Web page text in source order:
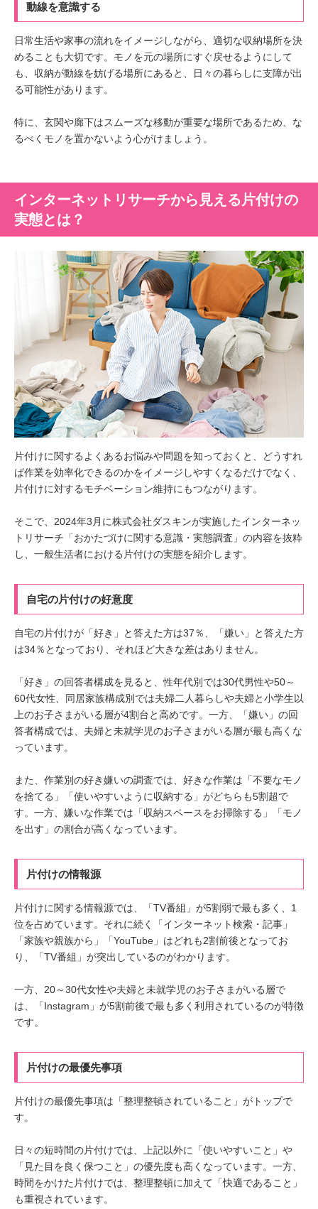
動線を意識する
日常生活や家事の流れをイメージしながら、適切な収納場所を決
めることも大切です。モノを元の場所にすぐ戻せるようにして
も、収納が動線を妨げる場所にあると、日々の暮らしに支障が出
る可能性があります。
特に、玄関や廊下はスムーズな移動が重要な場所であるため、な
るべくモノを置かないよう心がけましょう。
インターネットリサーチから見える片付けの
実態とは？
片付けに関するよくあるお悩みや問題を知っておくと、どうすれ
ば作業を効率化できるのかをイメージしやすくなるだけでなく、
片付けに対するモチベーション維持にもつながります。
そこで、2024年3月に株式会社ダスキンが実施したインターネッ
トリサーチ「おかたづけに関する意識・実態調査」の内容を抜粋
し、一般生活者における片付けの実態を紹介します。
自宅の片付けの好意度
自宅の片付けが「好き」と答えた方は37％、「嫌い」と答えた方
は34％となっており、それほど大きな差はありません。
「好き」の回答者構成を見ると、性年代別では30代男性や50～
60代女性、同居家族構成別では夫婦二人暮らしや夫婦と小学生以
上のお子さまがいる層が4割台と高めです。一方、「嫌い」の回
答者構成では、夫婦と未就学児のお子さまがいる層が最も高くな
っています。
また、作業別の好き嫌いの調査では、好きな作業は「不要なモノ
を捨てる」「使いやすいように収納する」がどちらも5割超で
す。一方、嫌いな作業では「収納スペースをお掃除する」「モノ
を出す」の割合が高くなっています。
片付けの情報源
片付けに関する情報源では、「TV番組」が5割弱で最も多く、1
位を占めています。それに続く「インターネット検索・記事」
「家族や親族から」「YouTube」はどれも2割前後となってお
り、「TV番組」が突出しているのがわかります。
一方、20～30代女性や夫婦と未就学児のお子さまがいる層で
は、「Instagram」が5割前後で最も多く利用されているのが特徴
です。
片付けの最優先事項
片付けの最優先事項は「整理整頓されていること」がトップで
す。
日々の短時間の片付けでは、上記以外に「使いやすいこと」や
「見た目を良く保つこと」の優先度も高くなっています。一方、
時間をかけた片付けでは、整理整頓に加えて「快適であること」
も重視されています。